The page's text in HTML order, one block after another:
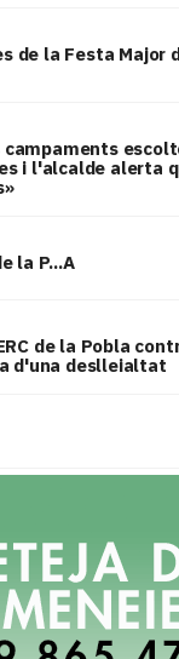
de la Festa Major
i l'alcalde alerta
la P...A
de la Pobla
d'una deslleialtat